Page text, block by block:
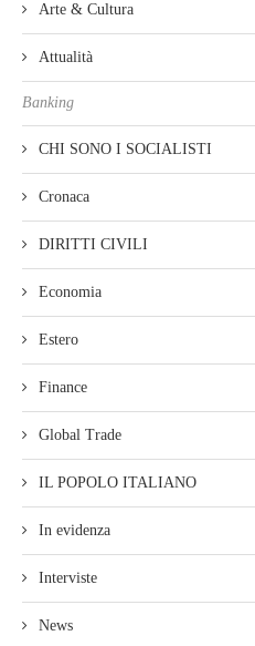
Arte & Cultura
Attualità
Banking
CHI SONO I SOCIALISTI
Cronaca
DIRITTI CIVILI
Economia
Estero
Finance
Global Trade
IL POPOLO ITALIANO
In evidenza
Interviste
News